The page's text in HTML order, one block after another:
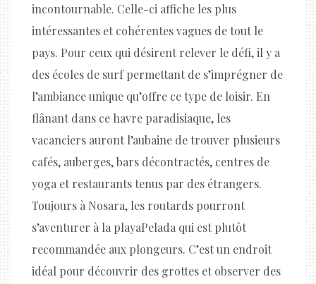
incontournable. Celle-ci affiche les plus
intéressantes et cohérentes vagues de tout le
pays. Pour ceux qui désirent relever le défi, il y a
des écoles de surf permettant de s’imprégner de
l’ambiance unique qu’offre ce type de loisir. En
flânant dans ce havre paradisiaque, les
vacanciers auront l’aubaine de trouver plusieurs
cafés, auberges, bars décontractés, centres de
yoga et restaurants tenus par des étrangers.
Toujours à Nosara, les routards pourront
s’aventurer à la playaPelada qui est plutôt
recommandée aux plongeurs. C’est un endroit
idéal pour découvrir des grottes et observer des